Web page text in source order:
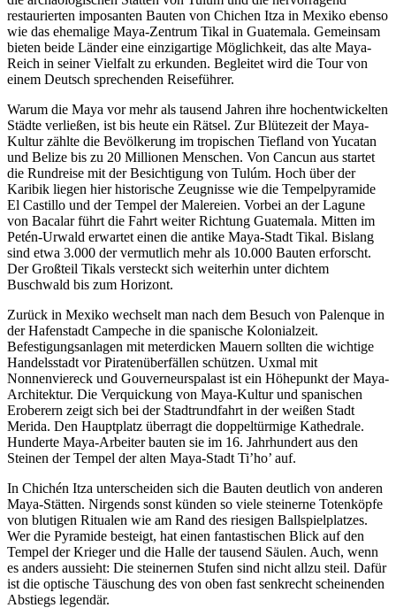
restaurierten imposanten Bauten von Chichen Itza in Mexiko ebenso
wie das ehemalige Maya-Zentrum Tikal in Guatemala. Gemeinsam
bieten beide Länder eine einzigartige Möglichkeit, das alte Maya-
Reich in seiner Vielfalt zu erkunden. Begleitet wird die Tour von
einem Deutsch sprechenden Reiseführer.
Warum die Maya vor mehr als tausend Jahren ihre hochentwickelten
Städte verließen, ist bis heute ein Rätsel. Zur Blütezeit der Maya-
Kultur zählte die Bevölkerung im tropischen Tiefland von Yucatan
und Belize bis zu 20 Millionen Menschen. Von Cancun aus startet
die Rundreise mit der Besichtigung von Tulúm. Hoch über der
Karibik liegen hier historische Zeugnisse wie die Tempelpyramide
El Castillo und der Tempel der Malereien. Vorbei an der Lagune
von Bacalar führt die Fahrt weiter Richtung Guatemala. Mitten im
Petén-Urwald erwartet einen die antike Maya-Stadt Tikal. Bislang
sind etwa 3.000 der vermutlich mehr als 10.000 Bauten erforscht.
Der Großteil Tikals versteckt sich weiterhin unter dichtem
Buschwald bis zum Horizont.
Zurück in Mexiko wechselt man nach dem Besuch von Palenque in
der Hafenstadt Campeche in die spanische Kolonialzeit.
Befestigungsanlagen mit meterdicken Mauern sollten die wichtige
Handelsstadt vor Piratenüberfällen schützen. Uxmal mit
Nonnenviereck und Gouverneurspalast ist ein Höhepunkt der Maya-
Architektur. Die Verquickung von Maya-Kultur und spanischen
Eroberern zeigt sich bei der Stadtrundfahrt in der weißen Stadt
Merida. Den Hauptplatz überragt die doppeltürmige Kathedrale.
Hunderte Maya-Arbeiter bauten sie im 16. Jahrhundert aus den
Steinen der Tempel der alten Maya-Stadt Ti’ho’ auf.
In Chichén Itza unterscheiden sich die Bauten deutlich von anderen
Maya-Stätten. Nirgends sonst künden so viele steinerne Totenköpfe
von blutigen Ritualen wie am Rand des riesigen Ballspielplatzes.
Wer die Pyramide besteigt, hat einen fantastischen Blick auf den
Tempel der Krieger und die Halle der tausend Säulen. Auch, wenn
es anders aussieht: Die steinernen Stufen sind nicht allzu steil. Dafür
ist die optische Täuschung des von oben fast senkrecht scheinenden
Abstiegs legendär.